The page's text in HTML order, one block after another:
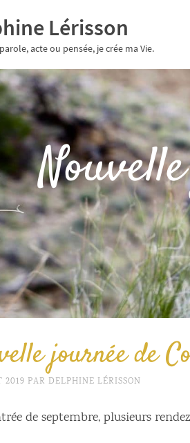
Lérisson
acte ou pensée, je crée ma Vie.
journée de
2019 PAR DELPHINE LÉRISSON
de septembre, plusieurs